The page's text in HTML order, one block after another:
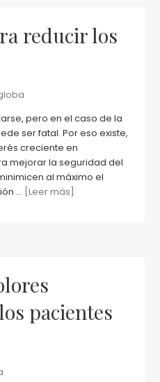
reducir los
pero en el caso de la
ser fatal. Por eso existe,
creciente en
mejorar la seguridad del
al máximo el
... [Leer más]
pacientes